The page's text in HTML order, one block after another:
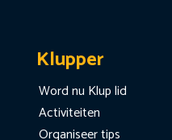
Klupper
Word nu Klup lid
Activiteiten
Organiseer tips